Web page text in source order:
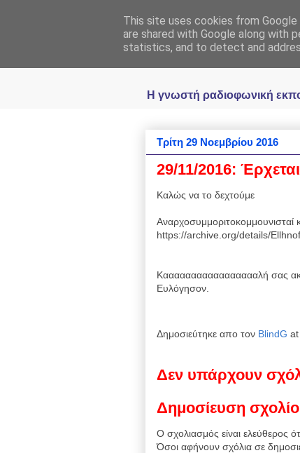
Η γνωστή ραδιοφωνική
Τρίτη 29 Νοεμβρίου 2016
29/11/2016:
Καλώς να το δεχτούμε
Αναρχοσυμμοριτοκομμουνισταί
https://archive.org/details/
Καααααααααααααααααλή σας
Ευλόγησον.
Δημοσιεύτηκε απο τον BlindG at
Δεν υπάρχουν
Δημοσίευση
Ο σχολιασμός είναι ελεύθερος
Όσοι αφήνουν σχόλια σε
This site uses cookies from
are shared with Google along with
statistics, and to detect and